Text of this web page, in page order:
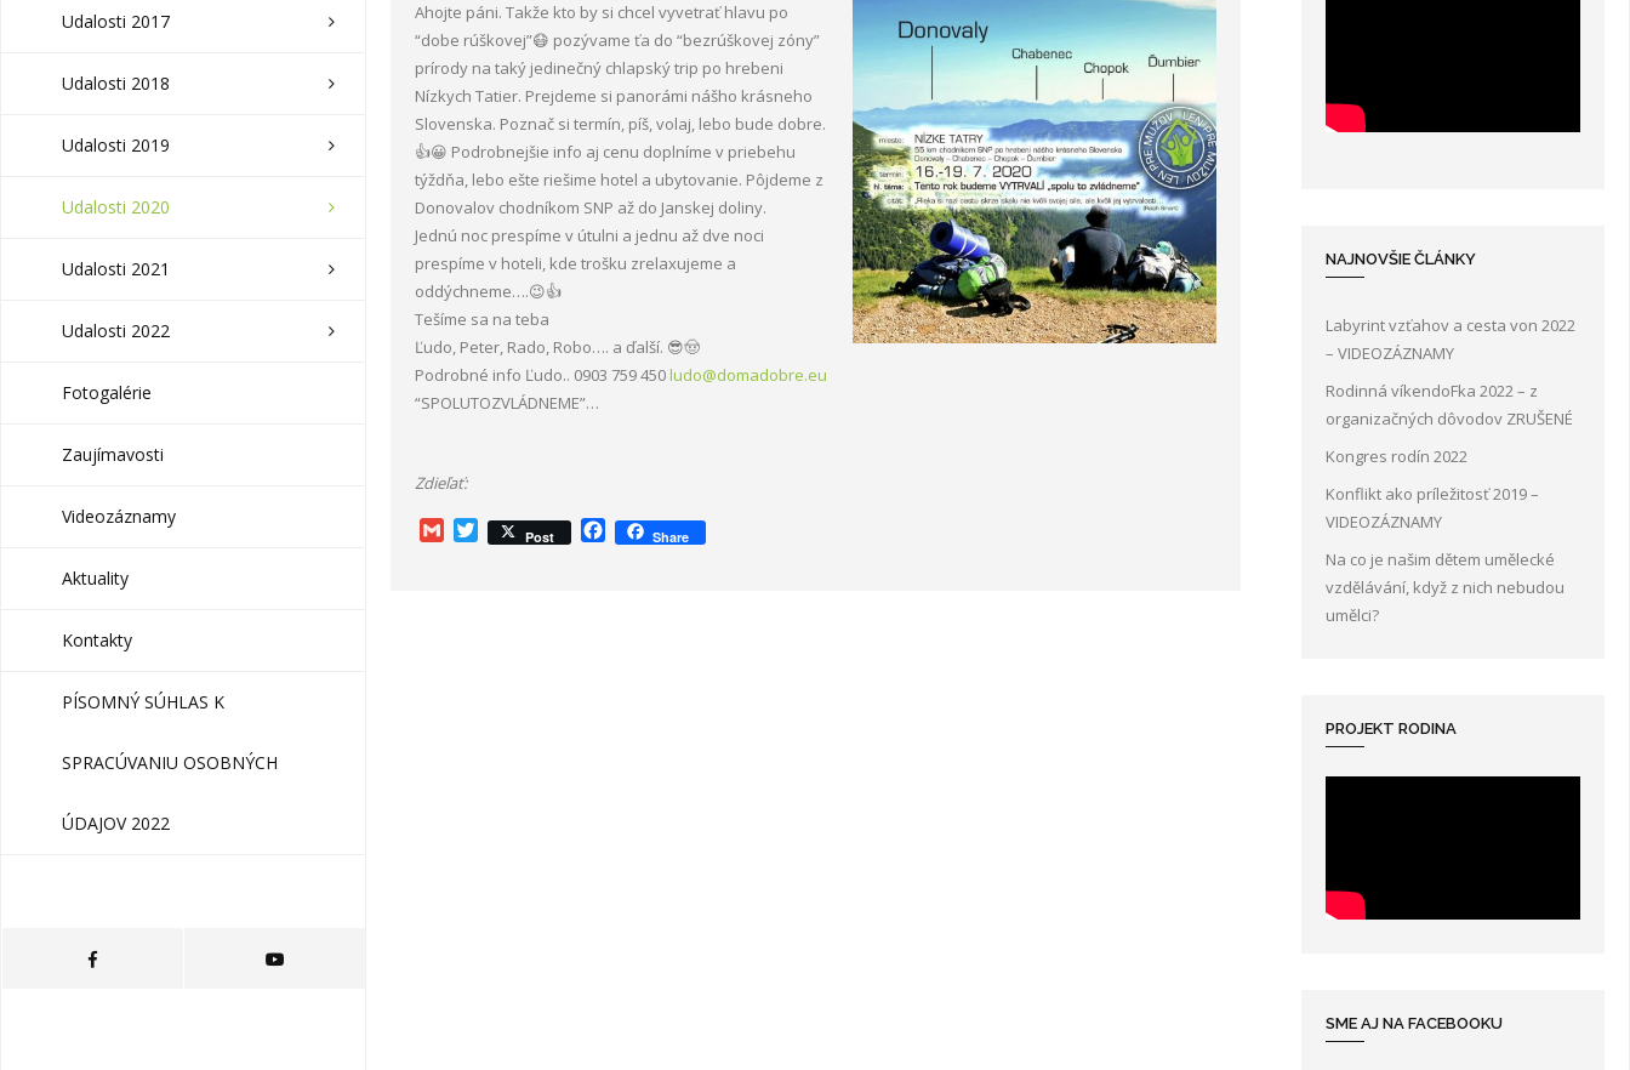
Udalosti 2017
Udalosti 2018
Udalosti 2019
Udalosti 2020
Udalosti 2021
Udalosti 2022
Fotogalérie
Zaujímavosti
Videozáznamy
Aktuality
Kontakty
PÍSOMNÝ SÚHLAS K
SPRACÚVANIU OSOBNÝCH
ÚDAJOV 2022
Ahojte páni. Takže kto by si chcel vyvetrať hlavu po
“dobe rúškovej”😷 pozývame ťa do “bezrúškovej zóny”
prírody na taký jedinečný chlapský trip po hrebeni
Nízkych Tatier. Prejdeme si panorámi nášho krásneho
Slovenska. Poznač si termín, píš, volaj, lebo bude dobre.
👍😀 Podrobnejšie info aj cenu doplníme v priebehu
týždňa, lebo ešte riešime hotel a ubytovanie. Pôjdeme z
Donovalov chodníkom SNP až do Janskej doliny.
Jednú noc prespíme v útulni a jednu až dve noci
prespíme v hoteli, kde trošku zrelaxujeme a
oddýchneme….😉👍
Tešíme sa na teba
Ľudo, Peter, Rado, Robo…. a ďalší. 😎🤠
Podrobné info Ľudo.. 0903 759 450ludo@domadobre.eu
“SPOLUTOZVLÁDNEME”…
Zdieľať:
T
Post Share
NAJNOVŠIE ČLÁNKY
Labyrint vzťahov a cesta von 2022
– VIDEOZÁZNAMY
Rodinná víkendoFka 2022 – z
organizačných dôvodov ZRUŠENÉ
Kongres rodín 2022
Konflikt ako príležitosť 2019 –
VIDEOZÁZNAMY
Na co je našim dětem umělecké
vzdělávání, když z nich nebudou
umělci?
PROJEKT RODINA
SME AJ NA FACEBOOKU